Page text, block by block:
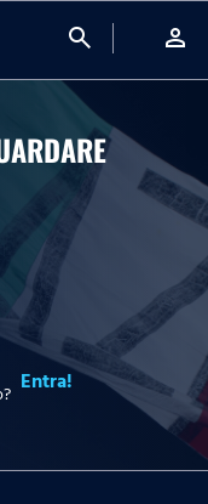
search person
Entra!